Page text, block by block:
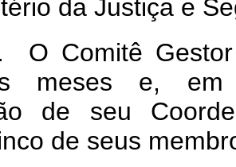
da Justiça e
O Comitê
meses e, em
de seu
de seus